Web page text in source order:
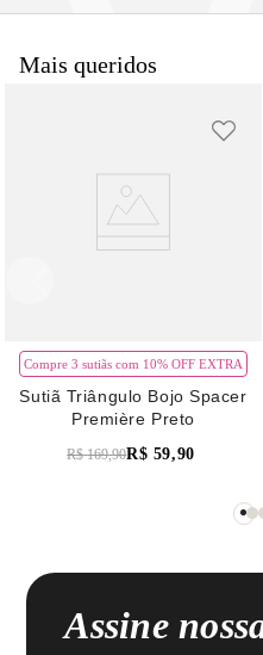
Mais queridos
Compre 3 sutiãs com 10% OFF EXTRA
Sutiã Triângulo Bojo Spacer
Première Preto
R$ 169,90R$ 59,90
Assine